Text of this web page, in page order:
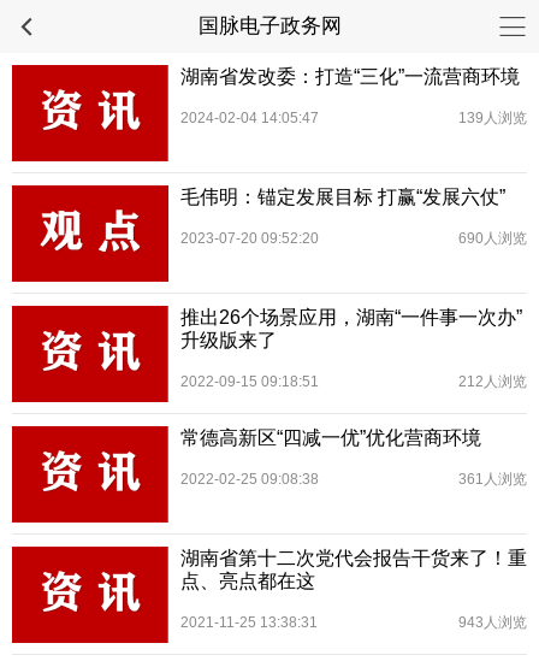
国脉电子政务网
湖南省发改委：打造“三化”一流营商环境
2024-02-04 14:05:47 139人浏览
毛伟明：锚定发展目标 打赢“发展六仗”
2023-07-20 09:52:20 690人浏览
推出26个场景应用，湖南“一件事一次办”
升级版来了
2022-09-15 09:18:51 212人浏览
常德高新区“四减一优”优化营商环境
2022-02-25 09:08:38 361人浏览
湖南省第十二次党代会报告干货来了！重
点、亮点都在这
2021-11-25 13:38:31 943人浏览